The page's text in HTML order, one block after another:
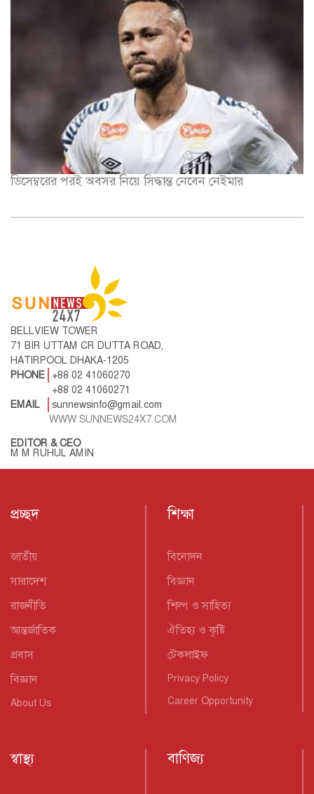
ডিসেম্বরের পরই অবসর নিয়ে সিদ্ধান্ত নেবেন নেইমার
BELLVIEW TOWER
71 BIR UTTAM CR DUTTA ROAD,
HATIRPOOL DHAKA-1205
PHONE
+88 02 41060270
+88 02 41060271
EMAIL
sunnewsinfo@gmail.com
WWW.SUNNEWS24X7.COM
EDITOR & CEO
M M RUHUL AMIN
প্রচ্ছদ
জাতীয়
সারাদেশ
রাজনীতি
আন্তর্জাতিক
প্রবাস
বিজ্ঞান
About Us
শিক্ষা
বিনোদন
বিজ্ঞান
শিল্প ও সাহিত্য
ঐতিহ্য ও কৃষ্টি
টেকলাইফ
Privacy Policy
Career Opportunity
স্বাস্থ্য বাণিজ্য